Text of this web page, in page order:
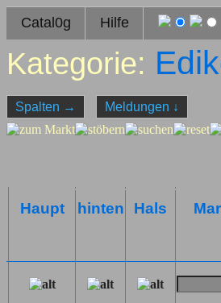
Catal0g Hilfe
Kategorie:
Spalten → Meldungen ↓
Haupt hinten Hals